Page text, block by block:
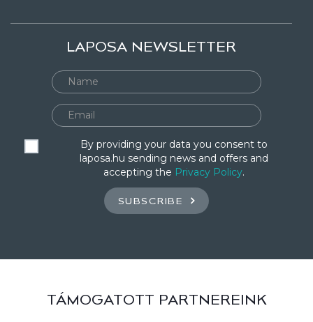
LAPOSA NEWSLETTER
By providing your data you consent to
laposa.hu sending news and offers and
accepting the Privacy Policy.
SUBSCRIBE
TÁMOGATOTT PARTNEREINK